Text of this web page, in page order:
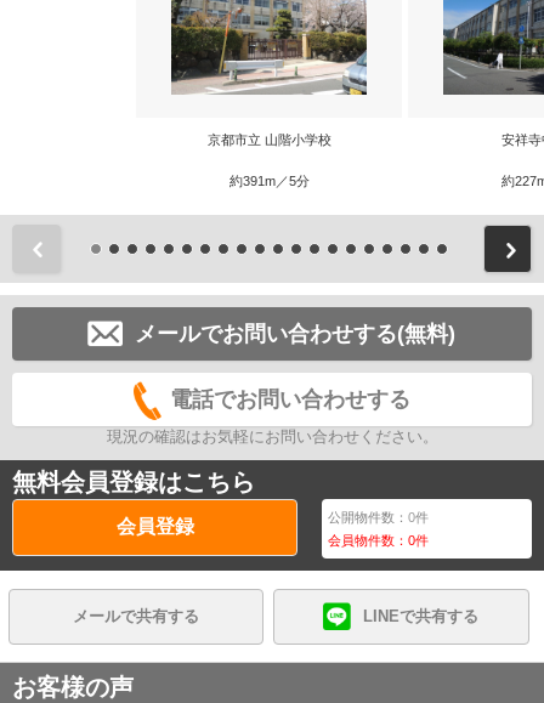
京都市立 山階小学校
約391m／5分
安祥寺
約
メールでお問い合わせする(無料)
電話でお問い合わせする
現況の確認はお気軽にお問い合わせください。
無料会員登録はこちら
会員登録 公開物件数：0件
会員物件数：0件
メールで共有する LINEで共有する
お客様の声